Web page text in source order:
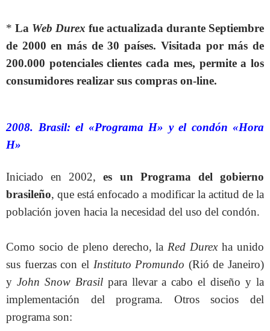
* La Web Durex fue actualizada durante Septiembre
de 2000 en más de 30 países. Visitada por más de
200.000 potenciales clientes cada mes, permite a los
consumidores realizar sus compras on-line.
2008. Brasil: el «Programa H» y el condón «Hora
H»
Iniciado en 2002,es un Programa del gobierno
brasileño, que está enfocado a modificar la actitud de la
población joven hacia la necesidad del uso del condón.
Como socio de pleno derecho, la Red Durexha unido
sus fuerzas con el Instituto Promundo (Rió de Janeiro)
y John Snow Brasilpara llevar a cabo el diseño y la
implementación del programa. Otros socios del
programa son: